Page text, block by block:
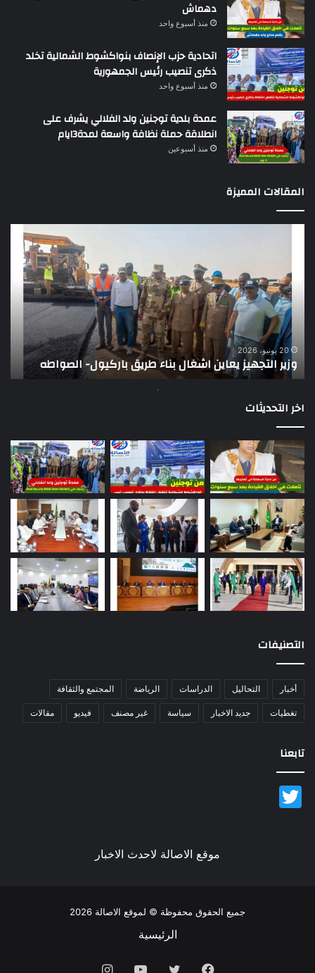
دهماش
منذ أسبوع واحد
اتحادية حزب الإنصاف بنواكشوط الشمالية تخلد
ذكرى تنصيب رئيس الجمهورية
منذ أسبوع واحد
عمدة بلدية توجنين ولد الفلالي يشرف على
انطلاقة حملة نظافة واسعة لمدة3ايام
منذ أسبوعين
المقالات المميزة
اشغال
بناء
طريق
باركيول-
الصواطه
20 يونيو، 2026
وزير التجهيز يعاين اشغال بناء طريق باركيول- الصواطه
اخر التحديثات
التصنيفات
أخبار التحاليل الدراسات الرياضة المجتمع والثقافة
تغطيات جديد الاخبار سياسة غير مصنف فيديو مقالات
تابعنا
موقع الاصالة لاحدث الاخبار
جميع الحقوق محفوظة © لموقع الاصالة 2026
الرئيسية
فيسبوك تويتر يوتيوب